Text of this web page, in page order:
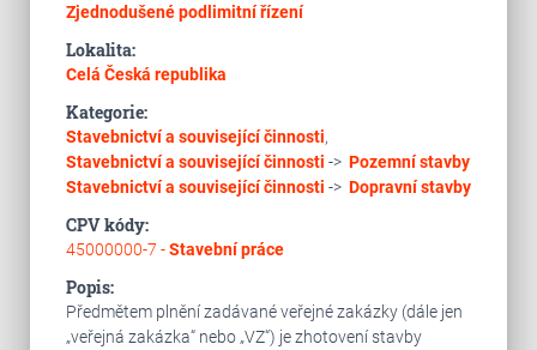
Zjednodušené podlimitní řízení
Lokalita:
Celá Česká republika
Kategorie:
Stavebnictví a související činnosti,
Stavebnictví a související činnosti -> Pozemní stavby
Stavebnictví a související činnosti -> Dopravní stavby
CPV kódy:
45000000-7 -Stavební práce
Popis:
Předmětem plnění zadávané veřejné zakázky (dále jen
„veřejná zakázka“ nebo „VZ“) je zhotovení stavby